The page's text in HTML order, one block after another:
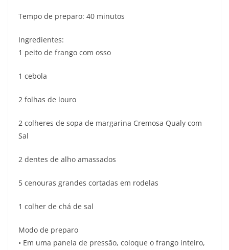
Tempo de preparo: 40 minutos
Ingredientes:
1 peito de frango com osso
1 cebola
2 folhas de louro
2 colheres de sopa de margarina Cremosa Qualy com
Sal
2 dentes de alho amassados
5 cenouras grandes cortadas em rodelas
1 colher de chá de sal
Modo de preparo
• Em uma panela de pressão, coloque o frango inteiro,